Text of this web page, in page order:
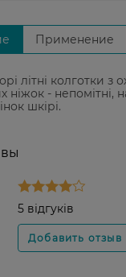
Применение
літні колготки
ніжок - непомітні,
шкірі.
5 відгуків